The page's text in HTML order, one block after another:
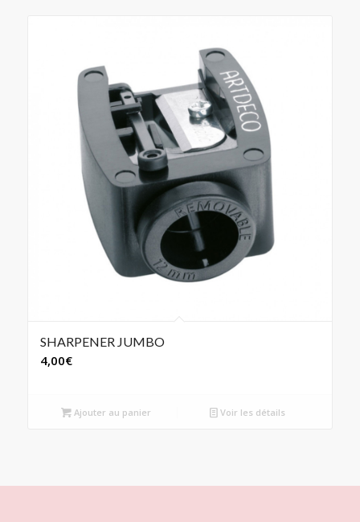
SHARPENER JUMBO
4,00€
Ajouter au panier Voir les détails